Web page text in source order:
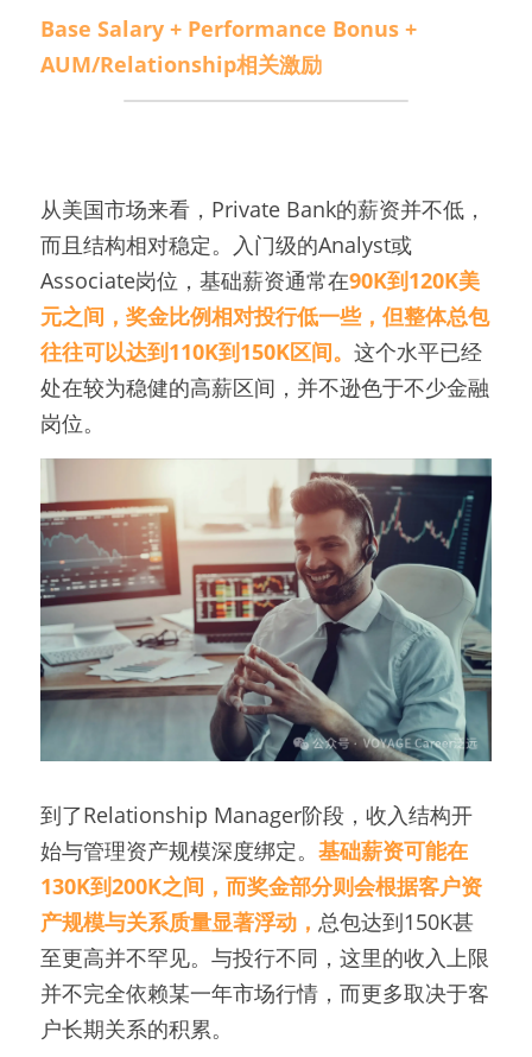
Base Salary + Performance Bonus +
AUM/Relationship相关激励
从美国市场来看，Private Bank的薪资并不低，
而且结构相对稳定。入门级的Analyst或
Associate岗位，基础薪资通常在90K到120K美
元之间，奖金比例相对投行低一些，但整体总包
往往可以达到110K到150K区间。 这个水平已经
处在较为稳健的高薪区间，并不逊色于不少金融
岗位。
到了Relationship Manager阶段，收入结构开
始与管理资产规模深度绑定。 基础薪资可能在
130K到200K之间，而奖金部分则会根据客户资
产规模与关系质量显著浮动， 总包达到150K甚
至更高并不罕见。与投行不同，这里的收入上限
并不完全依赖某一年市场行情，而更多取决于客
户长期关系的积累。